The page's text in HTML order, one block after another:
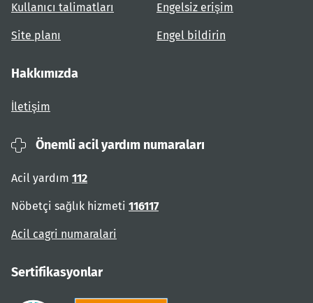
Kullanıcı talimatları
Site planı
Engelsiz erişim
Engel bildirin
Hakkımızda
İletişim
Önemli acil yardım numaraları
Acil yardım 112
Nöbetçi sağlık hizmeti 116117
Acil cagri numaralari
Sertifikasyonlar